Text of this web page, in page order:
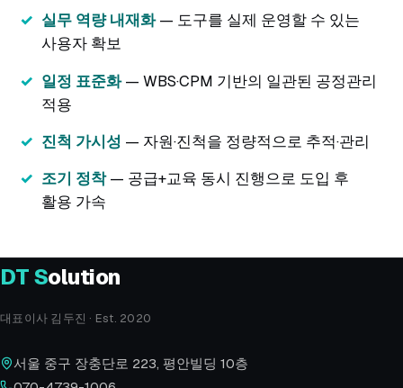
실무 역량 내재화— 도구를 실제 운영할 수 있는
사용자 확보
일정 표준화— WBS·CPM 기반의 일관된 공정관리
적용
진척 가시성 — 자원·진척을 정량적으로 추적·관리
조기 정착— 공급+교육 동시 진행으로 도입 후
활용 가속
DTSolution
대표이사 김두진 · Est. 2020
서울 중구 장충단로 223, 평안빌딩 10층